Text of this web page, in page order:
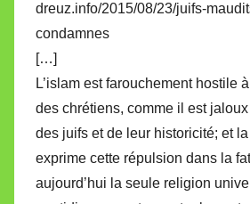
dreuz.info/2015/08/23/juifs-
condamnes
[…]
L’islam est farouchement hostile
des chrétiens, comme il est
des juifs et de leur historicité; et
exprime cette répulsion dans la
aujourd’hui la seule religion